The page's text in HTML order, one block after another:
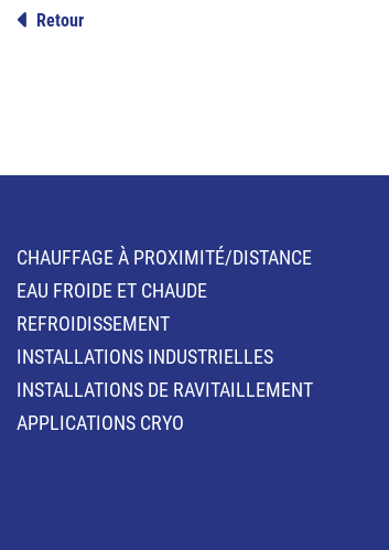
Retour
CHAUFFAGE À PROXIMITÉ/DISTANCE
EAU FROIDE ET CHAUDE
REFROIDISSEMENT
INSTALLATIONS INDUSTRIELLES
INSTALLATIONS DE RAVITAILLEMENT
APPLICATIONS CRYO